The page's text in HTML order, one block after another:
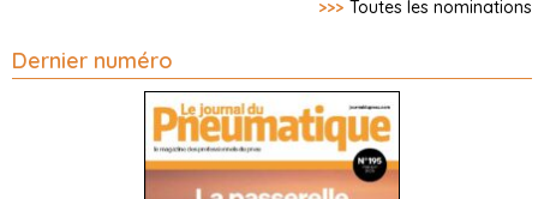
>>> Toutes les nominations
Dernier numéro